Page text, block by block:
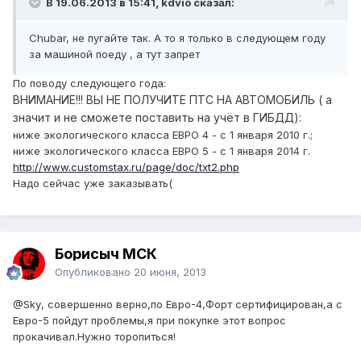
В 19.06.2013 в 15:41, kdvio сказал:
Chubar, не пугайте так. А то я только в следующем году
за машиной поеду , а тут запрет
По поводу следующего года:
ВНИМАНИЕ!!! ВЫ НЕ ПОЛУЧИТЕ ПТС НА АВТОМОБИЛЬ ( а
значит и не сможете поставить на учёт в ГИБДД):
ниже экологического класса ЕВРО 4 - с 1 января 2010 г.;
ниже экологического класса ЕВРО 5 - с 1 января 2014 г.
http://www.customstax.ru/page/doc/txt2.php
Надо сейчас уже заказывать(
Борисыч МСК
Опубликовано 20 июня, 2013
@Sky, совершенно верно,по Евро-4,Форт сертифицирован,а с
Евро-5 пойдут проблемы,я при покупке этот вопрос
прокачивал.Нужно торопиться!